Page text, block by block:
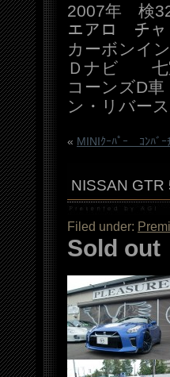
2007年 検
エアロ チャ
カーボンイ
Ｄナビ 七
コーンズD
ン・リバー
« MINIｸｰﾊﾟｰ ｺﾝﾊﾞ
NISSAN
Filed under:
Sold out